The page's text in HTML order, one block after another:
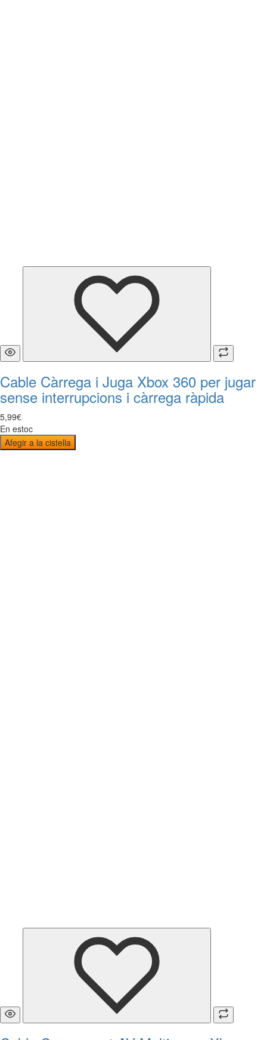
Cable Càrrega i Juga Xbox 360 per jugar
sense interrupcions i càrrega ràpida
5,99€
En estoc
Afegir a la cistella